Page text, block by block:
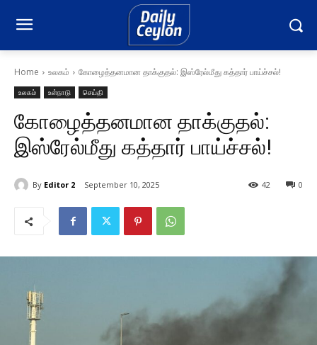
Home உலகம் கோழைத்தனமான தாக்குதல்: இஸ்ரேல்மீது கத்தார் பாய்ச்சல்!
உலகம் உள்நாடு செய்தி
கோழைத்தனமான தாக்குதல்:
இஸ்ரேல்மீது கத்தார் பாய்ச்சல்!
By Editor 2 September 10, 2025 0
42